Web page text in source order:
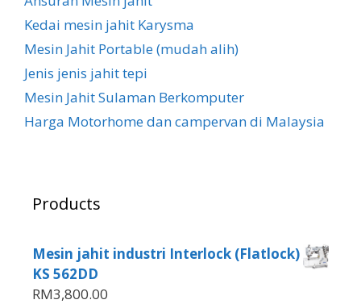
Kedai mesin jahit Karysma
Mesin Jahit Portable (mudah alih)
Jenis jenis jahit tepi
Mesin Jahit Sulaman Berkomputer
Harga Motorhome dan campervan di Malaysia
Products
Mesin jahit industri Interlock (Flatlock)
KS 562DD
RM3,800.00